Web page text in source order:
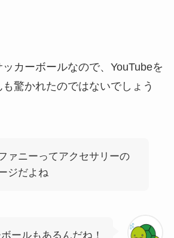
カーボールなので、YouTubeを
驚かれたのではないでしょう
ァニーってアクセサリーの
ジだよね
ールもあるんだね！